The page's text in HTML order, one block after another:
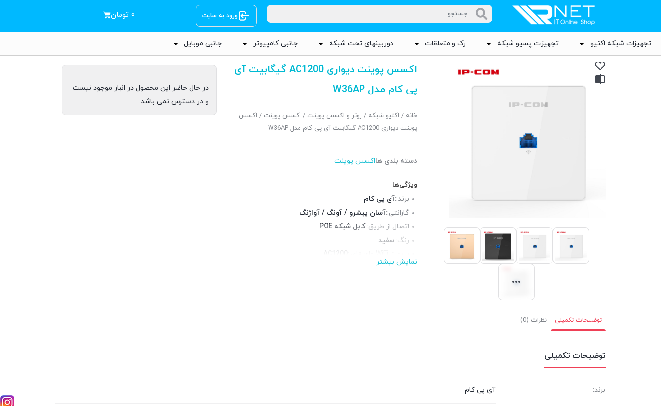
ورود به سایت ۰ تومان
تجهیزات شبکه اکتیو تجهیزات پسیو شبکه رک و متعلقات دوربینهای تحت شبکه جانبی کامپیوتر جانبی موبایل
اکسس پوینت دیواری AC1200 گیگابیت آی
پی کام مدل W36AP
خانه / اکتیو شبکه / روتر و اکسس پوینت / اکسس پوینت / اکسس
پوینت دیواری AC1200 گیگابیت آی پی کام مدل W36AP
دسته بندی هااکسس پوینت
ویژگی‌ها
برند::آی پی کام
گارانتی::آسان پیشرو / آونگ / آواژنگ
اتصال از طریق::کابل شبکه POE
رنگ::سفید
AC1200
آنتن::داخلی
نمایش بیشتر
در حال حاضر این محصول در انبار موجود نیست
و در دسترس نمی باشد.
توضیحات تکمیلی نظرات (0)
توضیحات تکمیلی
برند: آی پی کام